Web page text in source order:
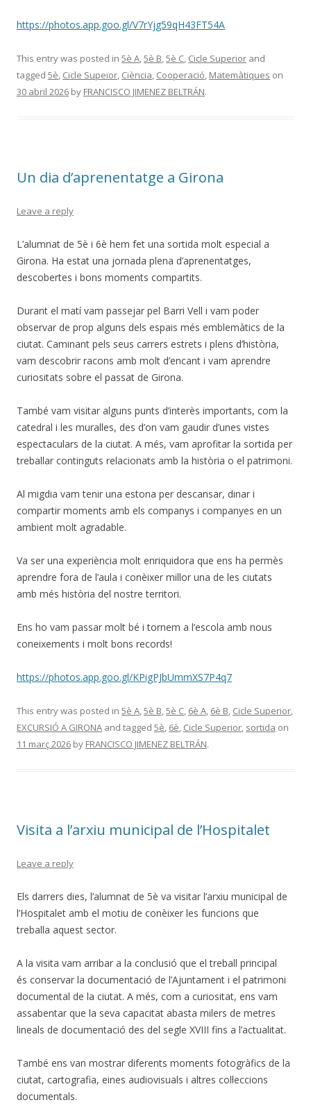
https://photos.app.goo.gl/V7rYjg59qH43FT54A
This entry was posted in 5è A,5è B,5è C, Cicle Superior and
tagged 5è, Cicle Supeior, Ciència, Cooperació, Matemàtiques on
30 abril 2026 by FRANCISCO JIMENEZ BELTRÁN.
Un dia d’aprenentatge a Girona
Leave a reply
L’alumnat de 5è i 6è hem fet una sortida molt especial a
Girona. Ha estat una jornada plena d’aprenentatges,
descobertes i bons moments compartits.
Durant el matí vam passejar pel Barri Vell i vam poder
observar de prop alguns dels espais més emblemàtics de la
ciutat. Caminant pels seus carrers estrets i plens d’història,
vam descobrir racons amb molt d’encant i vam aprendre
curiositats sobre el passat de Girona.
També vam visitar alguns punts d’interès importants, com la
catedral i les muralles, des d’on vam gaudir d’unes vistes
espectaculars de la ciutat. A més, vam aprofitar la sortida per
treballar continguts relacionats amb la història o el patrimoni.
Al migdia vam tenir una estona per descansar, dinar i
compartir moments amb els companys i companyes en un
ambient molt agradable.
Va ser una experiència molt enriquidora que ens ha permès
aprendre fora de l’aula i conèixer millor una de les ciutats
amb més història del nostre territori.
Ens ho vam passar molt bé i tornem a l’escola amb nous
coneixements i molt bons records!
https://photos.app.goo.gl/KPigPJbUmmXS7P4q7
This entry was posted in 5è A,5è B,5è C, 6è A, 6è B, Cicle Superior,
EXCURSIÓ A GIRONA and tagged 5è, 6è, Cicle Superior, sortida on
11 març 2026 by FRANCISCO JIMENEZ BELTRÁN.
Visita a l’arxiu municipal de l’Hospitalet
Leave a reply
Els darrers dies, l’alumnat de 5è va visitar l’arxiu municipal de
l’Hospitalet amb el motiu de conèixer les funcions que
treballa aquest sector.
A la visita vam arribar a la conclusió que el treball principal
és conservar la documentació de l’Ajuntament i el patrimoni
documental de la ciutat. A més, com a curiositat, ens vam
assabentar que la seva capacitat abasta milers de metres
lineals de documentació des del segle XVIII fins a l’actualitat.
També ens van mostrar diferents moments fotogràfics de la
ciutat, cartografia, eines audiovisuals i altres col·leccions
documentals.